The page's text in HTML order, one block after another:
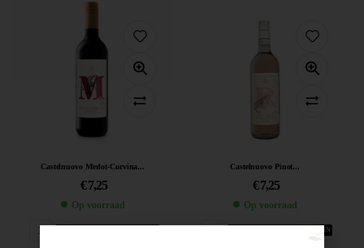
Castelnuovo Merlot-Corvina...
€ 7,25
Op voorraad
Castelnuovo Pinot...
€ 7,25
Op voorraad
VOEG TOE AAN WINKELWAGEN